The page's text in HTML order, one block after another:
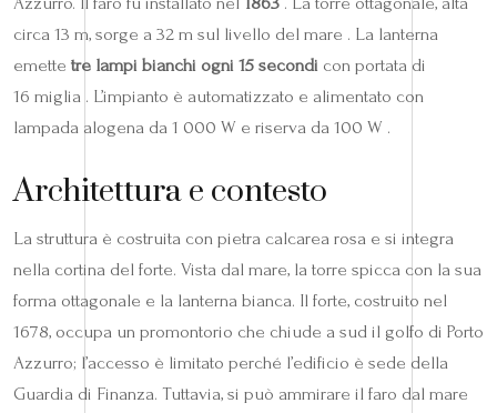
circa 13 m, sorge a 32 m sul livello del mare . La lanterna
emette tre lampi bianchi ogni 15 secondi con portata di
16 miglia . L’impianto è automatizzato e alimentato con
lampada alogena da 1 000 W e riserva da 100 W .
Architettura e contesto
La struttura è costruita con pietra calcarea rosa e si integra
nella cortina del forte. Vista dal mare, la torre spicca con la sua
forma ottagonale e la lanterna bianca. Il forte, costruito nel
1678, occupa un promontorio che chiude a sud il golfo di Porto
Azzurro; l’accesso è limitato perché l’edificio è sede della
Guardia di Finanza. Tuttavia, si può ammirare il faro dal mare